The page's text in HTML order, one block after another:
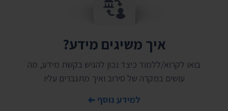
איך משיגים מידע?
בואו לקרוא/ללמוד כיצד נכון להגיש בקשת מידע, מה
עושים במקרה של סירוב ואיך מתגברים עליו
למידע נוסף